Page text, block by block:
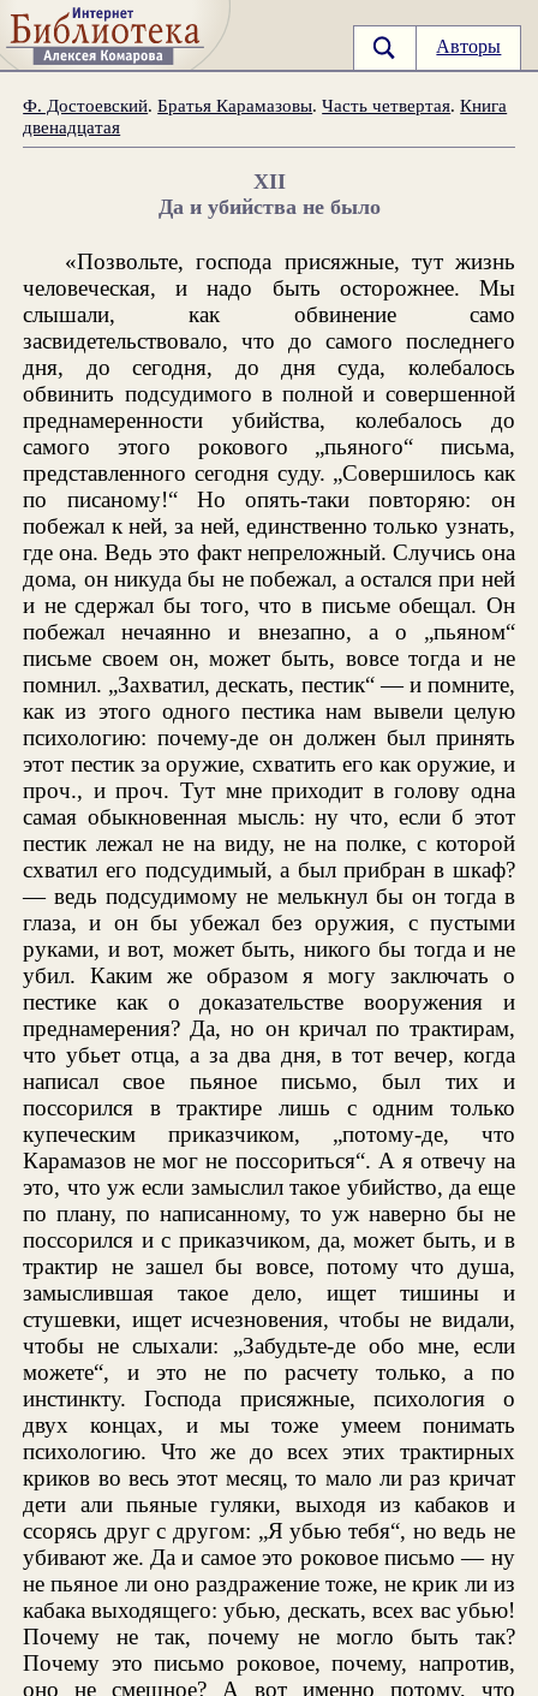
Авторы
Ф. Достоевский.Братья Карамазовы.Часть четвертая.Книга
двенадцатая
XII
Да и убийства не было
«Позвольте, господа присяжные, тут жизнь
человеческая, и надо быть осторожнее. Мы
слышали, как обвинение само
засвидетельствовало, что до самого последнего
дня, до сегодня, до дня суда, колебалось
обвинить подсудимого в полной и совершенной
преднамеренности убийства, колебалось до
самого этого рокового „пьяного“ письма,
представленного сегодня суду. „Совершилось как
по писаному!“ Но опять-таки повторяю: он
побежал к ней, за ней, единственно только узнать,
где она. Ведь это факт непреложный. Случись она
дома, он никуда бы не побежал, а остался при ней
и не сдержал бы того, что в письме обещал. Он
побежал нечаянно и внезапно, а о „пьяном“
письме своем он, может быть, вовсе тогда и не
помнил. „Захватил, дескать, пестик“ — и помните,
как из этого одного пестика нам вывели целую
психологию: почему-де он должен был принять
этот пестик за оружие, схватить его как оружие, и
проч., и проч. Тут мне приходит в голову одна
самая обыкновенная мысль: ну что, если б этот
пестик лежал не на виду, не на полке, с которой
схватил его подсудимый, а был прибран в шкаф?
— ведь подсудимому не мелькнул бы он тогда в
глаза, и он бы убежал без оружия, с пустыми
руками, и вот, может быть, никого бы тогда и не
убил. Каким же образом я могу заключать о
пестике как о доказательстве вооружения и
преднамерения? Да, но он кричал по трактирам,
что убьет отца, а за два дня, в тот вечер, когда
написал свое пьяное письмо, был тих и
поссорился в трактире лишь с одним только
купеческим приказчиком, „потому-де, что
Карамазов не мог не поссориться“. А я отвечу на
это, что уж если замыслил такое убийство, да еще
по плану, по написанному, то уж наверно бы не
поссорился и с приказчиком, да, может быть, и в
трактир не зашел бы вовсе, потому что душа,
замыслившая такое дело, ищет тишины и
стушевки, ищет исчезновения, чтобы не видали,
чтобы не слыхали: „Забудьте-де обо мне, если
можете“, и это не по расчету только, а по
инстинкту. Господа присяжные, психология о
двух концах, и мы тоже умеем понимать
психологию. Что же до всех этих трактирных
криков во весь этот месяц, то мало ли раз кричат
дети али пьяные гуляки, выходя из кабаков и
ссорясь друг с другом: „Я убью тебя“, но ведь не
убивают же. Да и самое это роковое письмо — ну
не пьяное ли оно раздражение тоже, не крик ли из
кабака выходящего: убью, дескать, всех вас убью!
Почему не так, почему не могло быть так?
Почему это письмо роковое, почему, напротив,
оно не смешное? А вот именно потому, что